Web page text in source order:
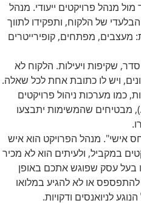
מנהל פרויקטים ייעודי. מנהל
של הלקוח, ותפקידו לתווך
מעצבים, מפתחים, קופירייטרים
שקיפות ויעילות. הלקוח לא
ויש לו כתובת אחת לכל שאלה.
כמו מערכות ניהול פרויקטים
(לדוגמה: Asana, Monday), מבטיחים שהמשימות יתבצעו
אישי". מנהל הפרויקט הוא איש
במקביל, ולעיתים הוא לא מכיר
עסק שפוגש אתכם באופן
להתפספס או לא להגיע במלואו
לניואנסים ודקויות.